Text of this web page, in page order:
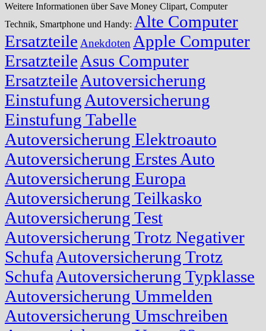
Weitere Informationen über Save Money Clipart, Computer
Technik, Smartphone und Handy: Alte Computer
Ersatzteile Anekdoten Apple Computer
Ersatzteile Asus Computer
Ersatzteile Autoversicherung
Einstufung Autoversicherung
Einstufung Tabelle
Autoversicherung Elektroauto
Autoversicherung Erstes Auto
Autoversicherung Europa
Autoversicherung Teilkasko
Autoversicherung Test
Autoversicherung Trotz Negativer
Schufa Autoversicherung Trotz
Schufa Autoversicherung Typklasse
Autoversicherung Ummelden
Autoversicherung Umschreiben